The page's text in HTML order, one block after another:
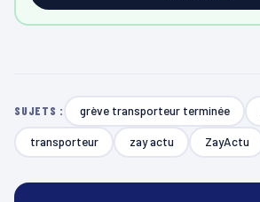
SUJETS : grève transporteur terminée
transporteur zay actu ZayActu